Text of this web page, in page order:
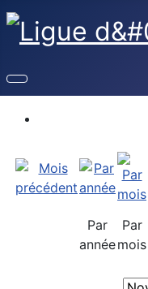
Par
année
Par
mois